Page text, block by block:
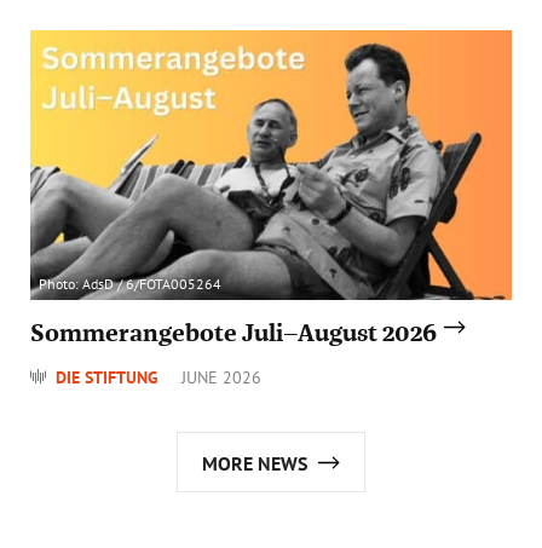
Photo: AdsD / 6/FOTA005264
Sommerangebote Juli–August 2026
DIE STIFTUNG JUNE 2026
MORE NEWS